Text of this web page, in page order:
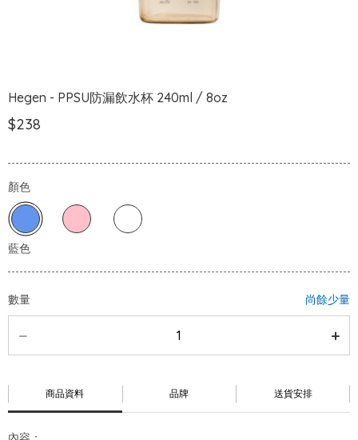
Hegen - PPSU防漏飲水杯 240ml / 8oz
$238
顏色
數量 尚餘少量
商品資料 品牌 送貨安排